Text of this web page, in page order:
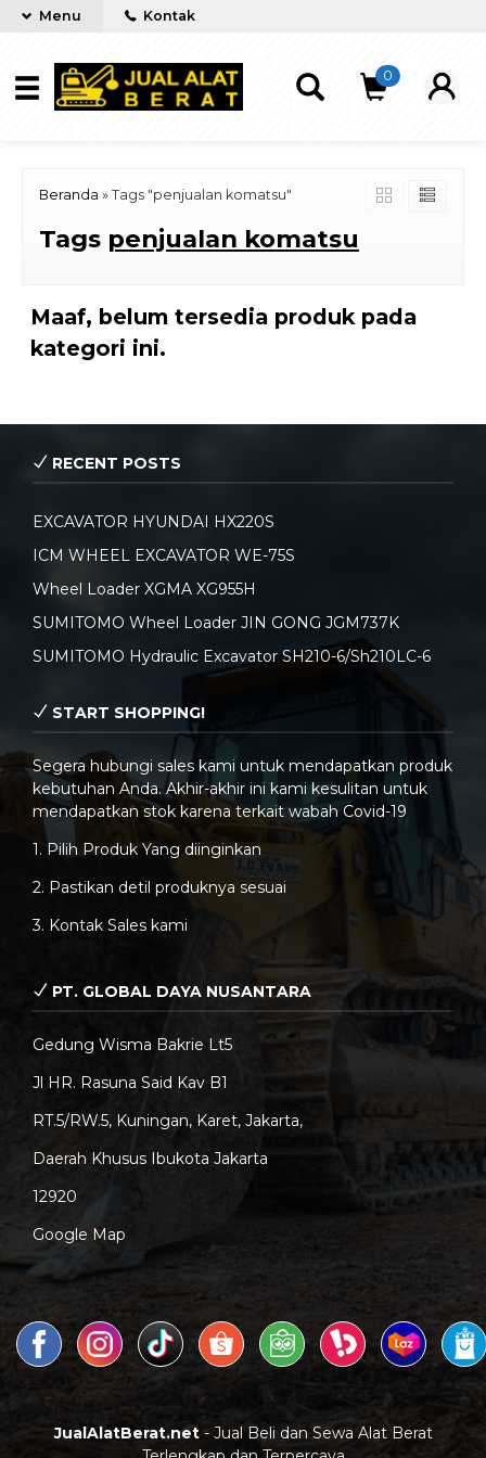
Menu Kontak
0
Beranda » Tags "penjualan komatsu"
Tags penjualan komatsu
Maaf, belum tersedia produk pada
kategori ini.
RECENT POSTS
EXCAVATOR HYUNDAI HX220S
ICM WHEEL EXCAVATOR WE-75S
Wheel Loader XGMA XG955H
SUMITOMO Wheel Loader JIN GONG JGM737K
SUMITOMO Hydraulic Excavator SH210-6/Sh210LC-6
START SHOPPING!
Segera hubungi sales kami untuk mendapatkan produk
kebutuhan Anda. Akhir-akhir ini kami kesulitan untuk
mendapatkan stok karena terkait wabah Covid-19
1. Pilih Produk Yang diinginkan
2. Pastikan detil produknya sesuai
3. Kontak Sales kami
PT. GLOBAL DAYA NUSANTARA
Gedung Wisma Bakrie Lt5
Jl HR. Rasuna Said Kav B1
RT.5/RW.5, Kuningan, Karet, Jakarta,
Daerah Khusus Ibukota Jakarta
12920
Google Map
JualAlatBerat.net- Jual Beli dan Sewa Alat Berat